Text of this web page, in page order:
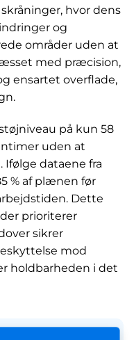
hvor dens
og
områder uden at
med præcision,
ensartet overflade,
på kun 58
uden at
Ifølge dataene fra
% af plænen før
Dette
prioriterer
sikrer
mod
holdbarheden i det